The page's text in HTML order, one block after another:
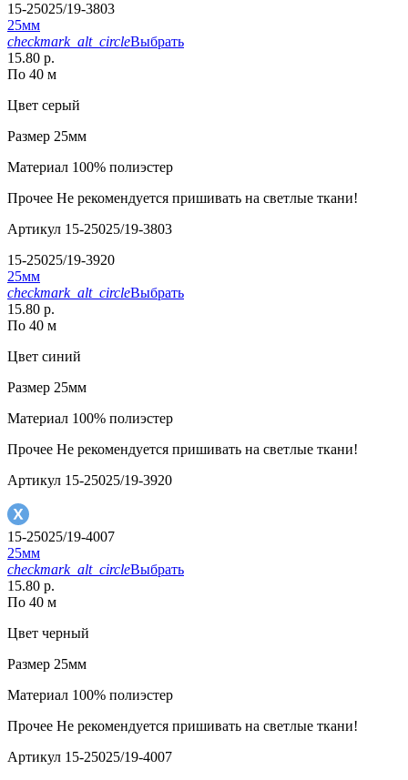
15-25025/19-3803
25мм
checkmark_alt_circleВыбрать
15.80 р.
По 40 м
Цвет серый
Размер 25мм
Материал 100% полиэстер
Прочее Не рекомендуется пришивать на светлые ткани!
Артикул 15-25025/19-3803
15-25025/19-3920
25мм
checkmark_alt_circleВыбрать
15.80 р.
По 40 м
Цвет синий
Размер 25мм
Материал 100% полиэстер
Прочее Не рекомендуется пришивать на светлые ткани!
Артикул 15-25025/19-3920
15-25025/19-4007
25мм
checkmark_alt_circleВыбрать
15.80 р.
По 40 м
Цвет черный
Размер 25мм
Материал 100% полиэстер
Прочее Не рекомендуется пришивать на светлые ткани!
Артикул 15-25025/19-4007